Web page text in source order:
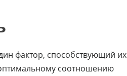
фактор, способствующий их
соотношению